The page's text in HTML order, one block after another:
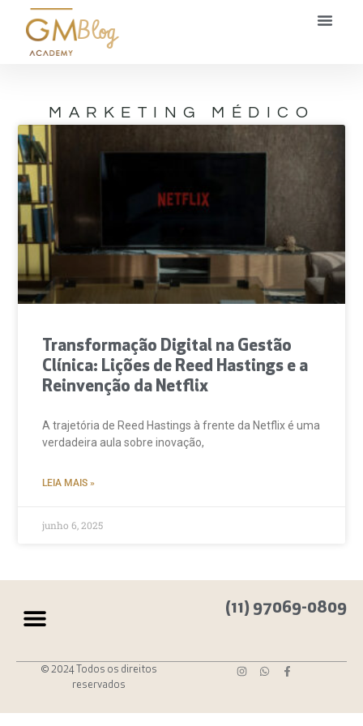
Blog
MARKETING MÉDICO
Transformação Digital na Gestão
Clínica: Lições de Reed Hastings e a
Reinvenção da Netflix
A trajetória de Reed Hastings à frente da Netflix é uma
verdadeira aula sobre inovação,
LEIA MAIS »
junho 6, 2025
(11) 97069-0809
© 2024 Todos os direitos
reservados